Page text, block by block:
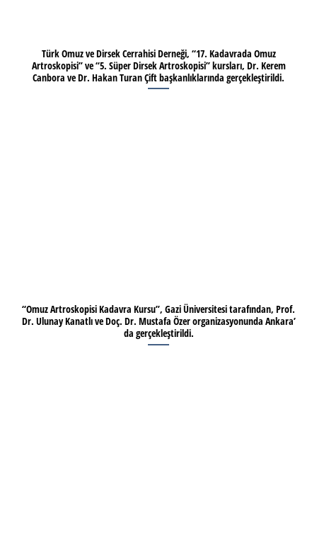
Türk Omuz ve Dirsek Cerrahisi Derneği, “17. Kadavrada Omuz
Artroskopisi” ve “5. Süper Dirsek Artroskopisi” kursları, Dr. Kerem
Canbora ve Dr. Hakan Turan Çift başkanlıklarında gerçekleştirildi.
“Omuz Artroskopisi Kadavra Kursu”, Gazi Üniversitesi tarafından, Prof.
Dr. Ulunay Kanatlı ve Doç. Dr. Mustafa Özer organizasyonunda Ankara’
da gerçekleştirildi.